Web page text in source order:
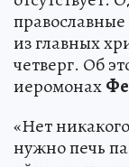
из главных
четверг. Об
иеромонах
«Нет
нужно печь